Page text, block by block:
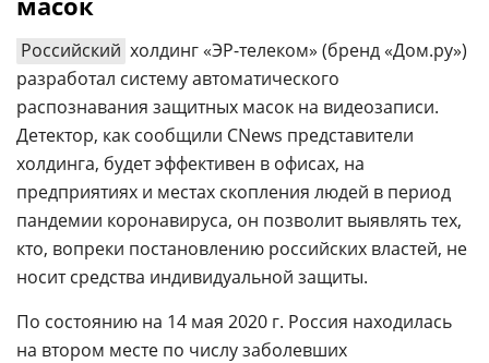
Российский холдинг «ЭР-телеком» (бренд «Дом.ру»)
разработал систему автоматического
распознавания защитных масок на видеозаписи.
Детектор, как сообщили CNews представители
холдинга, будет эффективен в офисах, на
предприятиях и местах скопления людей в период
пандемии коронавируса, он позволит выявлять тех,
кто, вопреки постановлению российских властей, не
носит средства индивидуальной защиты.
По состоянию на 14 мая 2020 г. Россия находилась
на втором месте по числу заболевших